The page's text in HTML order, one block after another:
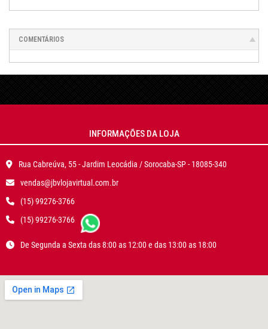
COMENTÁRIOS
INFORMAÇÕES DA LOJA
Rua Cabreúva, 55 - Jardim Leocádia / Sorocaba-SP - 18085-340
vendas@jbvlojavirtual.com.br
(15) 99276-3766
(15) 99276-3766
De Segunda a Sexta das 8:00 as 12:00 e das 13:00 as 18:00